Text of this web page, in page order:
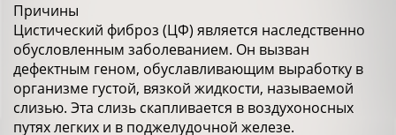
Причины
Цистический фиброз (ЦФ) является наследственно
обусловленным заболеванием. Он вызван
дефектным геном, обуславливающим выработку в
организме густой, вязкой жидкости, называемой
слизью. Эта слизь скапливается в воздухоносных
путях легких и в поджелудочной железе.